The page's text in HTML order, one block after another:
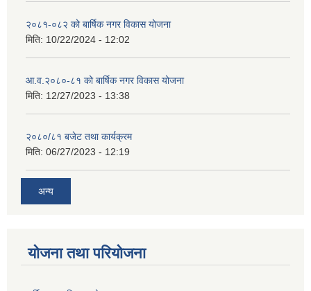
२०८१-०८२ को बार्षिक नगर विकास योजना
मिति: 10/22/2024 - 12:02
आ.व.२०८०-८१ को बार्षिक नगर विकास योजना
मिति: 12/27/2023 - 13:38
२०८०/८१ बजेट तथा कार्यक्रम
मिति: 06/27/2023 - 12:19
अन्य
योजना तथा परियोजना